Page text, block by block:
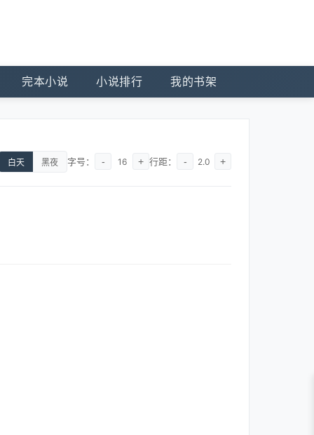
完本小说 小说排行 我的书架
白天 黑夜 字号： - 16 + 行距： - 2.0 +